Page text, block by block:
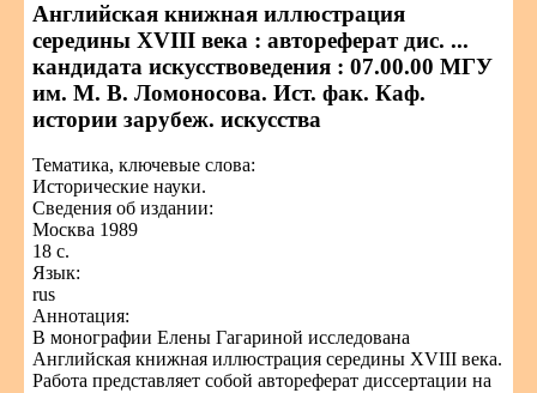
Английская книжная иллюстрация
середины XVIII века : автореферат дис. ...
кандидата искусствоведения : 07.00.00 МГУ
им. М. В. Ломоносова. Ист. фак. Каф.
истории зарубеж. искусства
Тематика, ключевые слова:
Исторические науки.
Сведения об издании:
Москва 1989
18 с.
Язык:
rus
Аннотация:
В монографии Елены Гагариной исследована
Английская книжная иллюстрация середины XVIII века.
Работа представляет собой автореферат диссертации на